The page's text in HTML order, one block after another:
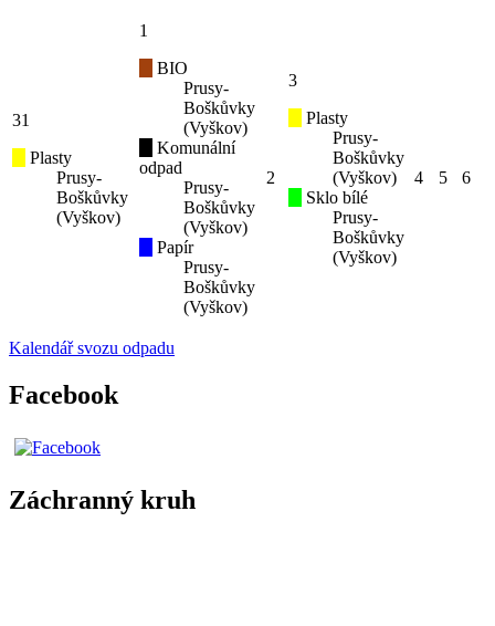
31
Plasty
Prusy-
Boškůvky
(Vyškov)
1
BIO
Prusy-
Boškůvky
(Vyškov)
Komunální
odpad
Prusy-
Boškůvky
(Vyškov)
Papír
Prusy-
Boškůvky
(Vyškov)
2
3
Plasty
Prusy-
Boškůvky
(Vyškov)
Sklo bílé
Prusy-
Boškůvky
(Vyškov)
4 5 6
Kalendář svozu odpadu
Facebook
Záchranný kruh